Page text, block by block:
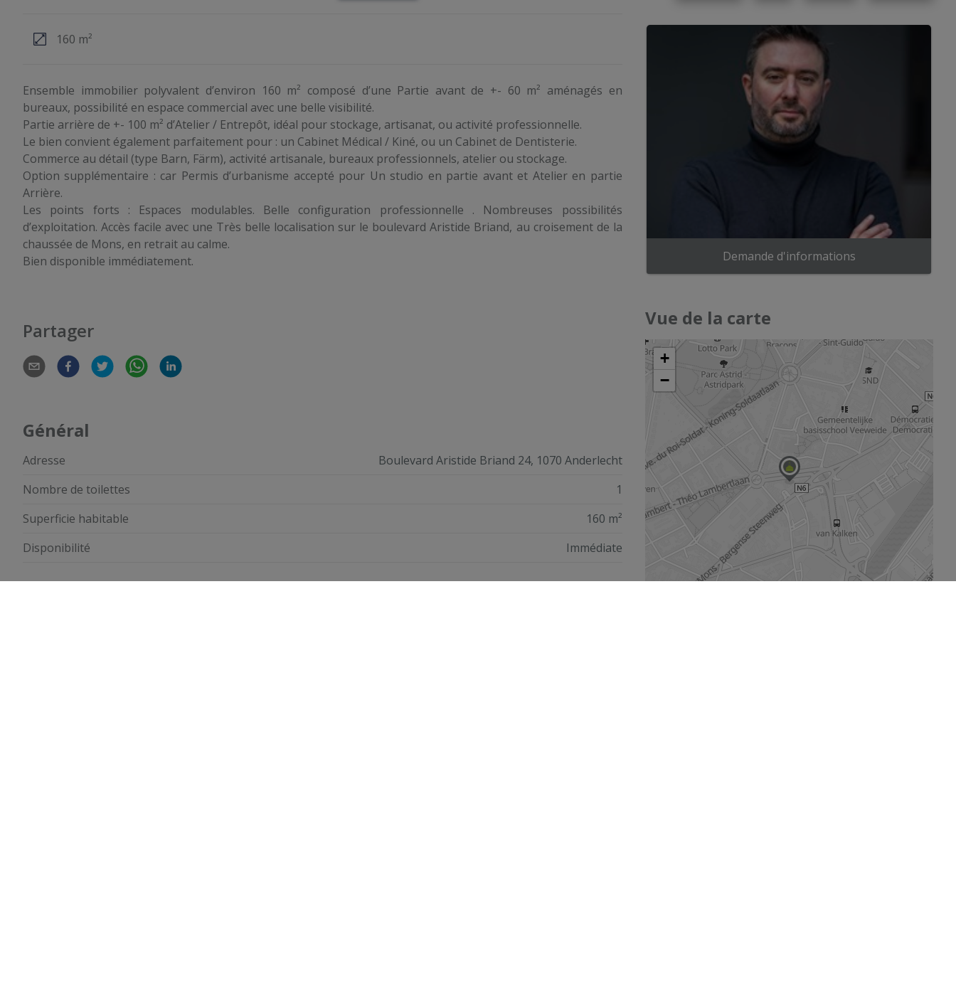
160 m²
Ensemble immobilier polyvalent d’environ 160 m² composé d’une Partie avant de +- 60 m² aménagés en
bureaux, possibilité en espace commercial avec une belle visibilité.
Partie arrière de +- 100 m² d’Atelier / Entrepôt, idéal pour stockage, artisanat, ou activité professionnelle.
Le bien convient également parfaitement pour : un Cabinet Médical / Kiné, ou un Cabinet de Dentisterie.
Commerce au détail (type Barn, Färm), activité artisanale, bureaux professionnels, atelier ou stockage.
Option supplémentaire : car Permis d’urbanisme accepté pour Un studio en partie avant et Atelier en partie
Arrière.
Les points forts : Espaces modulables. Belle configuration professionnelle . Nombreuses possibilités
d’exploitation. Accès facile avec une Très belle localisation sur le boulevard Aristide Briand, au croisement de la
chaussée de Mons, en retrait au calme.
Bien disponible immédiatement.
Partager
Général
Adresse
Boulevard Aristide Briand 24, 1070 Anderlecht
Nombre de toilettes
1
Superficie habitable
160 m²
Disponibilité
Immédiate
Demande d'informations
Vue de la carte